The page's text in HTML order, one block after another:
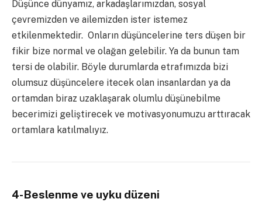
Düşünce dünyamız, arkadaşlarımızdan, sosyal
çevremizden ve ailemizden ister istemez
etkilenmektedir. Onların düşüncelerine ters düşen bir
fikir bize normal ve olağan gelebilir. Ya da bunun tam
tersi de olabilir. Böyle durumlarda etrafımızda bizi
olumsuz düşüncelere itecek olan insanlardan ya da
ortamdan biraz uzaklaşarak olumlu düşünebilme
becerimizi geliştirecek ve motivasyonumuzu arttıracak
ortamlara katılmalıyız.
4-Beslenme ve uyku düzeni